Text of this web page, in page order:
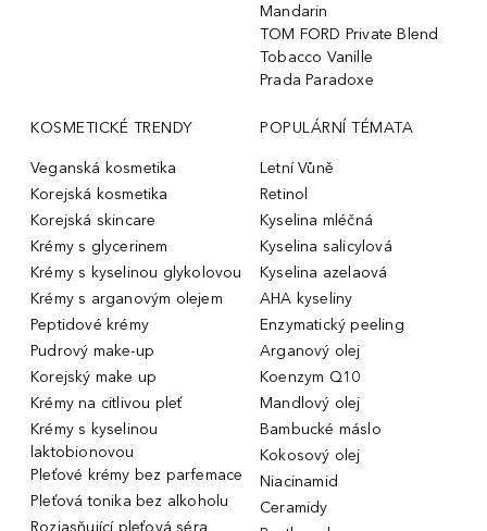
Mandarin
TOM FORD Private Blend
Tobacco Vanille
Prada Paradoxe
KOSMETICKÉ TRENDY
Veganská kosmetika
Korejská kosmetika
Korejská skincare
Krémy s glycerinem
Krémy s kyselinou glykolovou
Krémy s arganovým olejem
Peptidové krémy
Pudrový make-up
Korejský make up
Krémy na citlivou pleť
Krémy s kyselinou
laktobionovou
Pleťové krémy bez parfemace
Pleťová tonika bez alkoholu
Rozjasňující pleťová séra
POPULÁRNÍ TÉMATA
Letní Vůně
Retinol
Kyselina mléčná
Kyselina salicylová
Kyselina azelaová
AHA kyseliny
Enzymatický peeling
Arganový olej
Koenzym Q10
Mandlový olej
Bambucké máslo
Kokosový olej
Niacinamid
Ceramidy